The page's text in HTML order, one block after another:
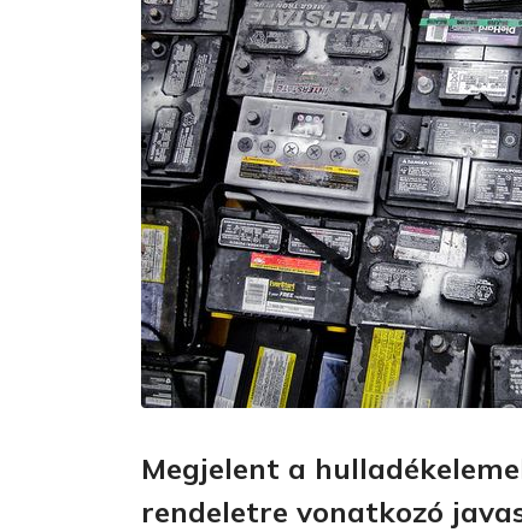
Megjelent a
rendeletre vonatkozó